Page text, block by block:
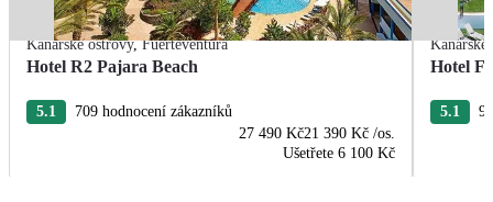
Kanárské ostrovy,Fuerteventura
Hotel R2 Pajara Beach
5.1
709 hodnocení zákazníků
27 490 Kč21 390 Kč /os.
Ušetřete 6 100 Kč
Kanárské
Hotel
5.1